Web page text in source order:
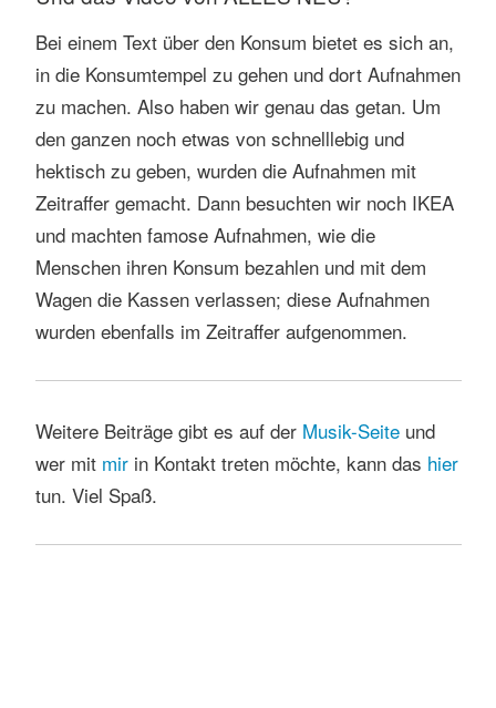
Bei einem Text über den Konsum bietet es sich an,
in die Konsumtempel zu gehen und dort Aufnahmen
zu machen. Also haben wir genau das getan. Um
den ganzen noch etwas von schnelllebig und
hektisch zu geben, wurden die Aufnahmen mit
Zeitraffer gemacht. Dann besuchten wir noch IKEA
und machten famose Aufnahmen, wie die
Menschen ihren Konsum bezahlen und mit dem
Wagen die Kassen verlassen; diese Aufnahmen
wurden ebenfalls im Zeitraffer aufgenommen.
Weitere Beiträge gibt es auf der Musik-Seite und
wer mit mir in Kontakt treten möchte, kann das hier
tun. Viel Spaß.